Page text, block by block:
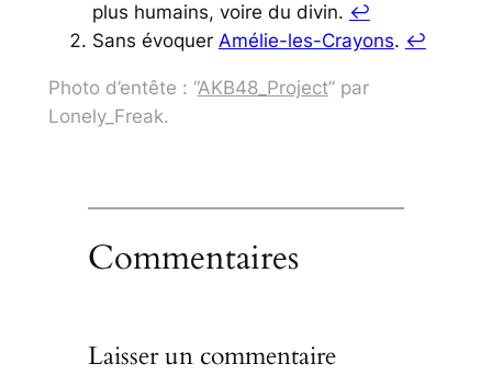
plus humains, voire du divin. ↩︎
Sans évoquer Amélie-les-Crayons. ↩︎
Photo d’entête : “AKB48_Project” par
Lonely_Freak.
Commentaires
Laisser un commentaire